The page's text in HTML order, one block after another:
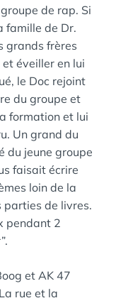
de rap. Si
famille de Dr.
grands frères
éveiller en lui
le Doc rejoint
du groupe et
formation et lui
Un grand du
du jeune groupe
faisait écrire
loin de la
parties de livres.
pendant 2
et AK 47
rue et la